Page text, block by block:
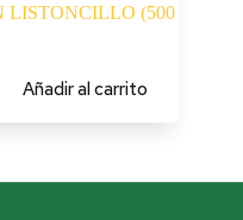
LISTONCILLO (500
Añadir al carrito